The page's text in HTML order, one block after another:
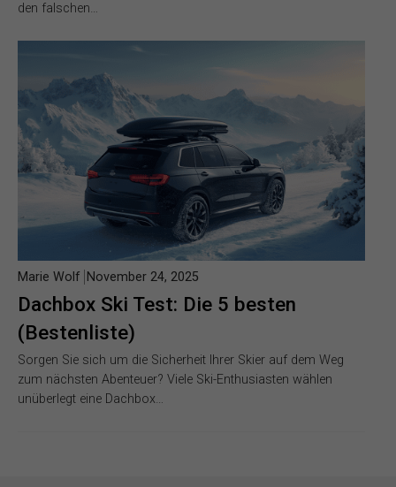
den falschen…
Dachbox Ski Test: Die 5 besten
(Bestenliste)
Marie Wolf November 24, 2025
Sorgen Sie sich um die Sicherheit Ihrer Skier auf dem Weg
zum nächsten Abenteuer? Viele Ski-Enthusiasten wählen
unüberlegt eine Dachbox…